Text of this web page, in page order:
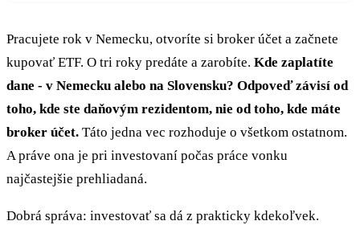
Pracujete rok v Nemecku, otvoríte si broker účet a začnete
kupovať ETF. O tri roky predáte a zarobíte. Kde zaplatíte
dane - v Nemecku alebo na Slovensku? Odpoveď závisí od
toho, kde ste daňovým rezidentom, nie od toho, kde máte
broker účet. Táto jedna vec rozhoduje o všetkom ostatnom.
A práve ona je pri investovaní počas práce vonku
najčastejšie prehliadaná.
Dobrá správa: investovať sa dá z prakticky kdekoľvek.